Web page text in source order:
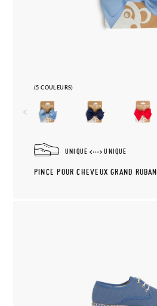
(5 COULEURS)
UNIQUE UNIQUE
PINCE POUR CHEVEUX GRAND RUBAN